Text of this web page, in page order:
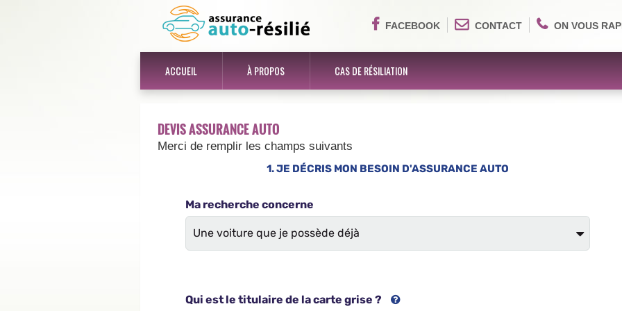
FACEBOOK CONTACT ON VOUS
ACCUEIL À PROPOS CAS DE RÉSILIATION
DEVIS ASSURANCE AUTO
Merci de remplir les champs suivants